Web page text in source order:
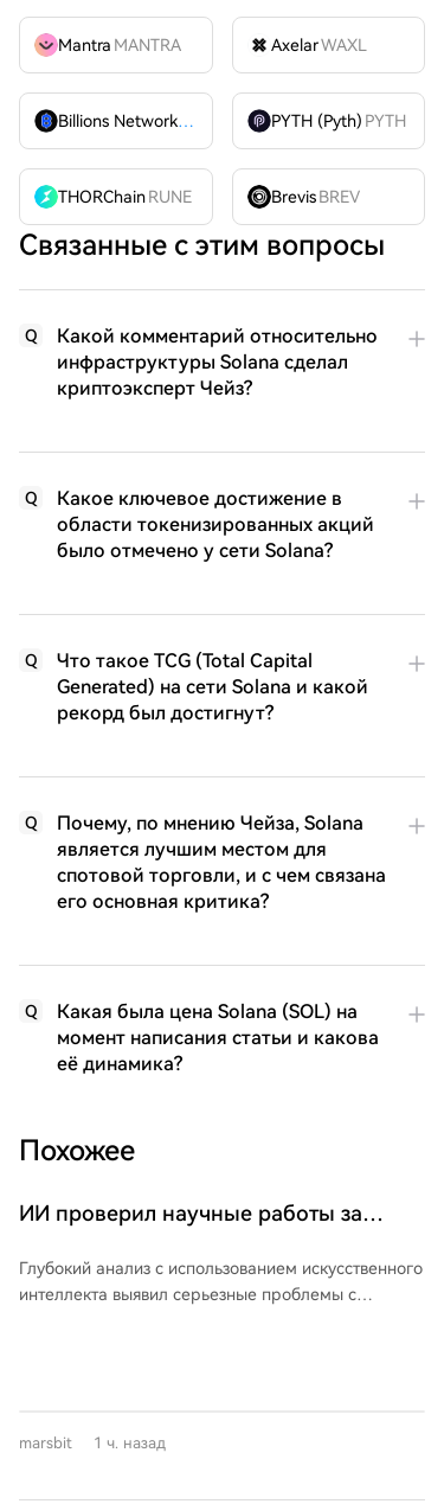
Mantra MANTRA AxelarWAXL
Billions Network
BILL PYTH (Pyth) PYTH
THORChainRUNE Brevis BREV
Связанные с этим вопросы
Q
Какой комментарий относительно
инфраструктуры Solana сделал
криптоэксперт Чейз?
Q
Какое ключевое достижение в
области токенизированных акций
было отмечено у сети Solana?
Q
Что такое TCG (Total Capital
Generated) на сети Solana и какой
рекорд был достигнут?
Q
Почему, по мнению Чейза, Solana
является лучшим местом для
спотовой торговли, и с чем связана
его основная критика?
Q
Какая была цена Solana (SOL) на
момент написания статьи и какова
её динамика?
Похожее
ИИ проверил научные работы за
топовых журналах оказались с
проблемами
Глубокий анализ с использованием искусственного
интеллекта выявил серьезные проблемы с
проанализированных статей с проверяемыми
marsbit 1 ч. назад